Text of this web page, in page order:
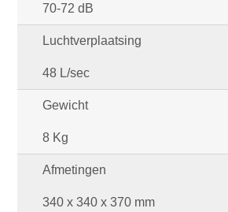
70-72 dB
Luchtverplaatsing
48 L/sec
Gewicht
8 Kg
Afmetingen
340 x 340 x 370 mm